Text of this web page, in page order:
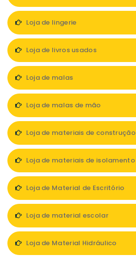
Loja de lingerie
Loja de livros usados
Loja de malas
Loja de malas de mão
Loja de materiais de construção
Loja de materiais de isolamento
Loja de Material de Escritório
Loja de material escolar
Loja de Material Hidráulico